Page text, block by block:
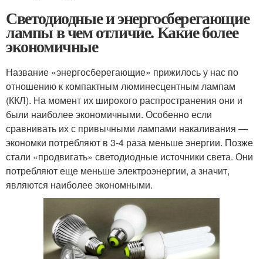
Светодиодные и энергосберегающие
лампы в чем отличие. Какие более
экономичные
Название «энергосберегающие» прижилось у нас по
отношению к компактным люминесцентным лампам
(ККЛ). На момент их широкого распространения они и
были наиболее экономичными. Особенно если
сравнивать их с привычными лампами накаливания —
экономки потребляют в 3-4 раза меньше энергии. Позже
стали «продвигать» светодиодные источники света. Они
потребляют еще меньше электроэнергии, а значит,
являются наиболее экономными.